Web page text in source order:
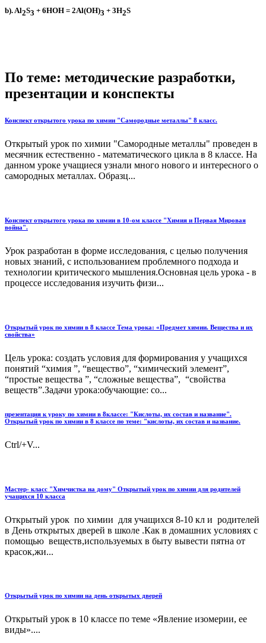
b). Al2S3 + 6HOH = 2Al(OH)3 + 3H2S
По теме: методические разработки,
презентации и конспекты
Конспект открытого урока по химии "Самородные металлы" 8 класс.
Открытый урок по химии "Самородные металлы" проведен в
месячник естественно - математического цикла в 8 классе. На
данном уроке учащиеся узнали много нового и интересного о
самородных металлах. Образц...
Конспект открытого урока по химии в 10-ом классе "Химия и Первая Мировая
война".
Урок разработан в форме исследования, с целью получения
новых знаний, с использованием проблемного подхода и
технологии критического мышления.Основная цель урока - в
процессе исследования изучить физи...
Открытый урок по химии в 8 классе Тема урока: «Предмет химии. Вещества и их
свойства»
Цель урока: создать условия для формирования у учащихся
понятий “химия ”, “вещество”, “химический элемент”,
“простые вещества ”, “сложные вещества”, “свойства
веществ”.Задачи урока:обучающие: со...
презентация к уроку по химии в 8классе: "Кислоты, их состав и название".
Открытый урок по химии в 8 классе по теме: "кислоты, их состав и название.
Ctrl/+V...
Мастер- класс "Химчистка на дому" Открытый урок по химии для родителей
учащихся 10 класса
Открытый урок по химии для учащихся 8-10 кл и родителей
в День открытых дверей в школе .Как в домашних условиях с
помощью веществ,используемых в быту вывести пятна от
красок,жи...
Открытый урок по химии на день открытых дверей
Открытый урок в 10 классе по теме «Явление изомерии, ее
виды»....